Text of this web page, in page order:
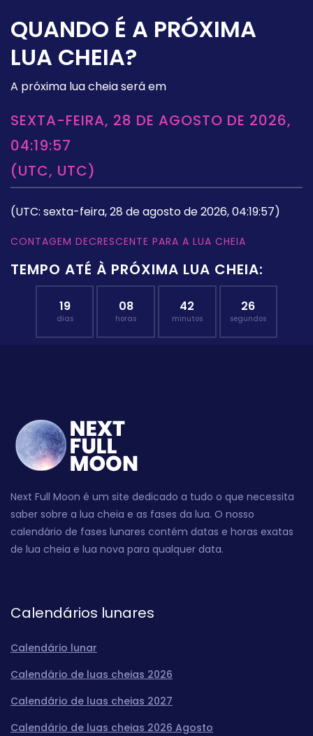
QUANDO É A PRÓXIMA
LUA CHEIA?
A próxima lua cheia será em
SEXTA-FEIRA, 28 DE AGOSTO DE 2026,
04:19:57
(UTC, UTC)
(UTC: sexta-feira, 28 de agosto de 2026, 04:19:57)
CONTAGEM DECRESCENTE PARA A LUA CHEIA
TEMPO ATÉ À PRÓXIMA LUA CHEIA:
19
dias
08
horas
42
minutos
25
segundos
Next Full Moon é um site dedicado a tudo o que necessita
saber sobre a lua cheia e as fases da lua. O nosso
calendário de fases lunares contém datas e horas exatas
de lua cheia e lua nova para qualquer data.
Calendários lunares
Calendário lunar
Calendário de luas cheias 2026
Calendário de luas cheias 2027
Calendário de luas cheias 2026 Agosto